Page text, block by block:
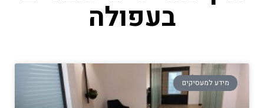
בעפולה
מידע למעסיקים